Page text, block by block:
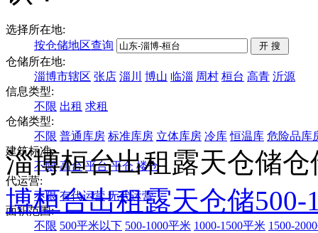
选择所在地:
按仓储地区查询
仓储所在地:
淄博市辖区 张店 淄川 博山 临淄 周村 桓台 高青 沂源
信息类型:
不限 出租 求租
仓储类型:
不限 普通库房 标准库房 立体库房 冷库 恒温库 危险品库
建筑标准:
不限 高台 平台 平仓 楼仓
代运营:
不限 有代运营 无代运营
面积范围:
不限 500平米以下 500-1000平米 1000-1500平米 1500-
淄博桓台出租露天仓储仓
博桓台出租露天仓储500-